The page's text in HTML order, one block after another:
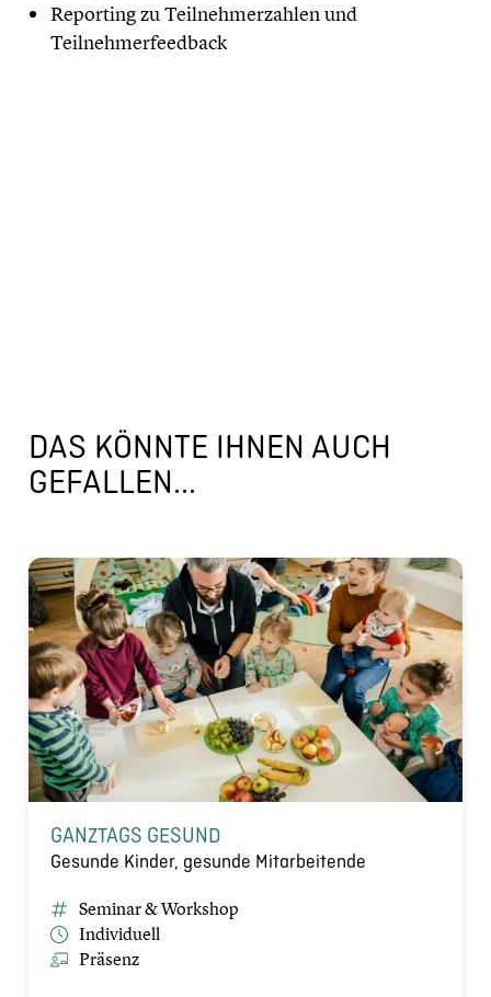
Reporting zu Teilnehmerzahlen und
Teilnehmerfeedback
DAS KÖNNTE IHNEN AUCH
GEFALLEN...
GANZTAGS GESUND
Gesunde Kinder, gesunde Mitarbeitende
Seminar & Workshop
Individuell
Präsenz